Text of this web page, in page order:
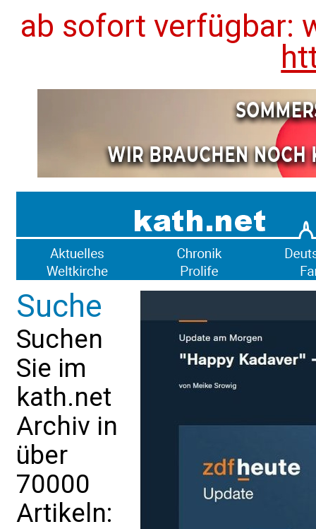
ab sofort verfügbar:
Suche
Suchen
Sie im
kath.net
Archiv in
über
70000
Artikeln: